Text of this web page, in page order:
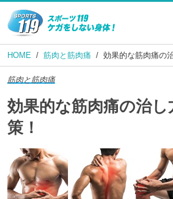
HOME 筋肉と筋肉痛 効果的な筋肉痛の
筋肉と筋肉痛
効果的な筋肉痛の治
策！